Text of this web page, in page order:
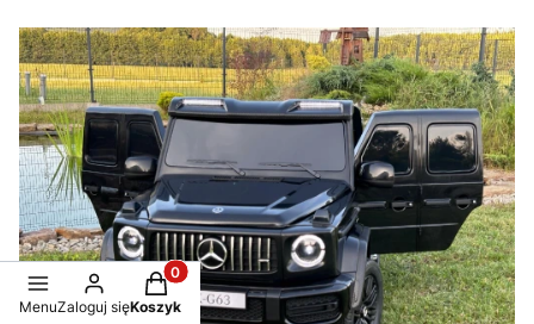
MenuZaloguj się
Produkty w koszyku: 0. Zobacz szczegóły
Koszyk